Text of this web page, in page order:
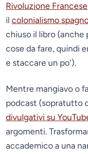
Rivoluzione Francese
il colonialismo
chiuso il libro (anche
cose da fare, quindi
e staccare un po').
Mentre mangiavo o
podcast (sopratutto
divulgativi su
argomenti.
accademico a una